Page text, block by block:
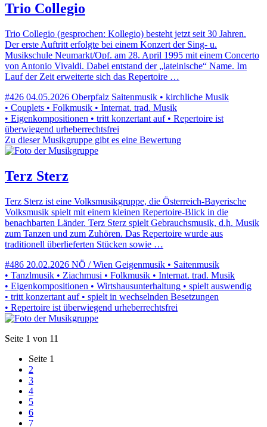
Trio Collegio
Trio Collegio (gesprochen: Kollegio) besteht jetzt seit 30 Jahren.
Der erste Auftritt erfolgte bei einem Konzert der Sing- u.
Musikschule Neumarkt/Opf. am 28. April 1995 mit einem Concerto
von Antonio Vivaldi. Dabei entstand der „lateinische“ Name. Im
Lauf der Zeit erweiterte sich das Repertoire …
#426 04.05.2026 Oberpfalz Saitenmusik • kirchliche Musik
• Couplets • Folkmusik • Internat. trad. Musik
• Eigenkompositionen • tritt konzertant auf • Repertoire ist
überwiegend urheberrechtsfrei
Zu dieser Musikgruppe gibt es eine Bewertung
Terz Sterz
Terz Sterz ist eine Volksmusikgruppe, die Österreich-Bayerische
Volksmusik spielt mit einem kleinen Repertoire-Blick in die
benachbarten Länder. Terz Sterz spielt Gebrauchsmusik, d.h. Musik
zum Tanzen und zum Zuhören. Das Repertoire wurde aus
traditionell überlieferten Stücken sowie …
#486 20.02.2026 NÖ / Wien Geigenmusik • Saitenmusik
• Tanzlmusik • Ziachmusi • Folkmusik • Internat. trad. Musik
• Eigenkompositionen • Wirtshausunterhaltung • spielt auswendig
• tritt konzertant auf • spielt in wechselnden Besetzungen
• Repertoire ist überwiegend urheberrechtsfrei
Seite 1 von 11
Seite 1
2
3
4
5
6
7